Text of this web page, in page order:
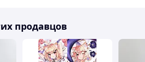
продавцов